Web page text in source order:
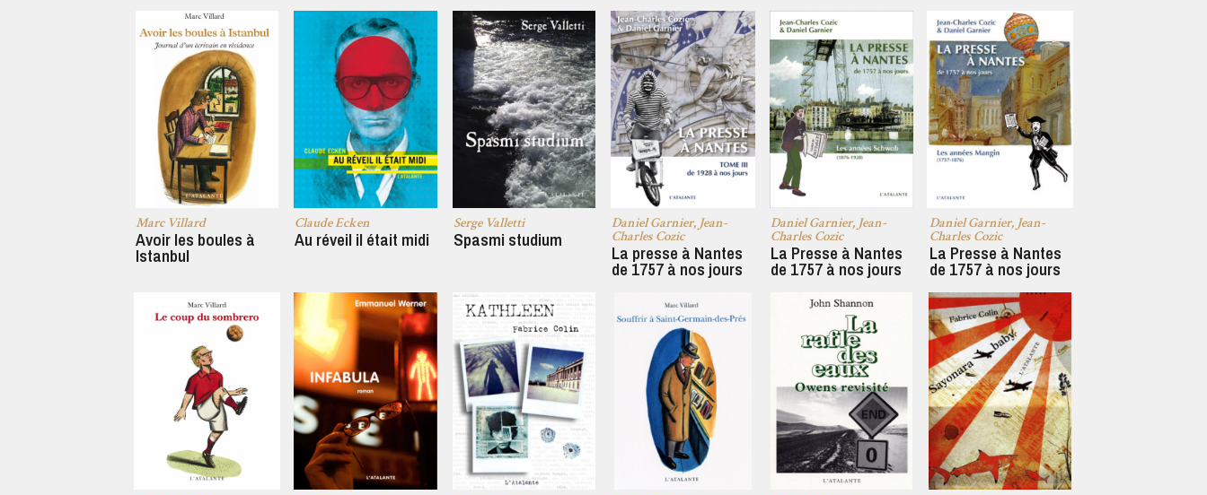
Marc Villard
Avoir les boules à
Istanbul
Claude Ecken
Au réveil il était midi
Serge Valletti
Spasmi studium
Daniel Garnier, Jean-
Charles Cozic
La presse à Nantes
de 1757 à nos jours
Daniel Garnier, Jean-
Charles Cozic
La Presse à Nantes
de 1757 à nos jours
Daniel Garnier, Jean-
Charles Cozic
La Presse à Nantes
de 1757 à nos jours